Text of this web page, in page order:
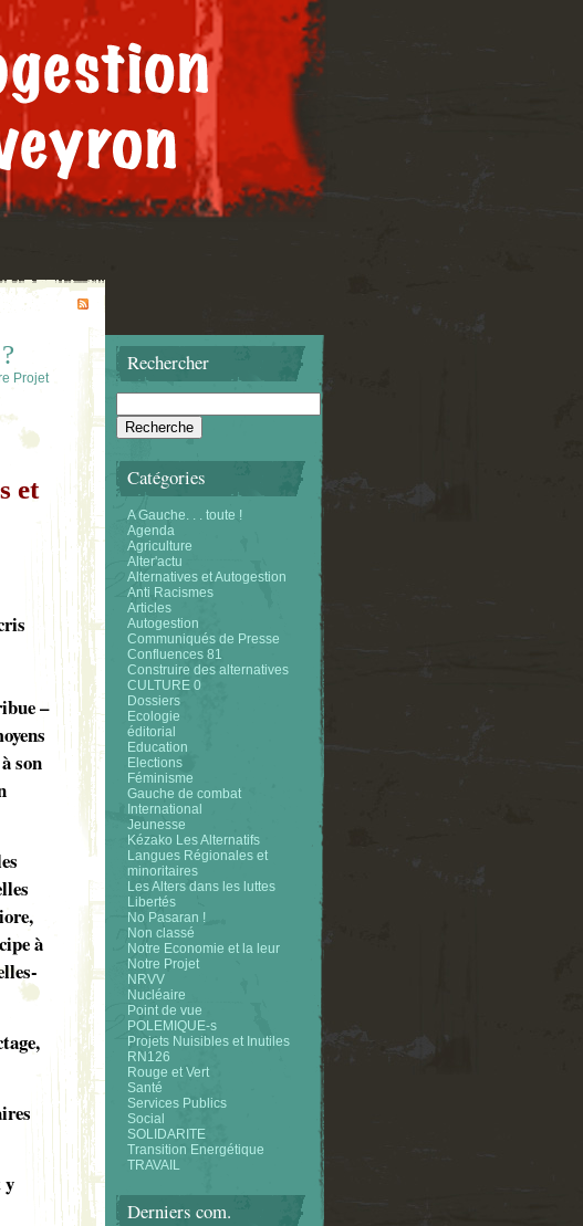
Projet
et
–
son
à
y
Rechercher
Catégories
A Gauche. . . toute !
Agenda
Agriculture
Alter'actu
Alternatives et Autogestion
Anti Racismes
Articles
Autogestion
Communiqués de Presse
Confluences 81
Construire des alternatives
CULTURE 0
Dossiers
Ecologie
éditorial
Education
Elections
Féminisme
Gauche de combat
International
Jeunesse
Kézako Les Alternatifs
Langues Régionales et
minoritaires
Les Alters dans les luttes
Libertés
No Pasaran !
Non classé
Notre Economie et la leur
Notre Projet
NRVV
Nucléaire
Point de vue
POLEMIQUE-s
Projets Nuisibles et Inutiles
RN126
Rouge et Vert
Santé
Services Publics
Social
SOLIDARITE
Transition Energétique
TRAVAIL
Derniers com.